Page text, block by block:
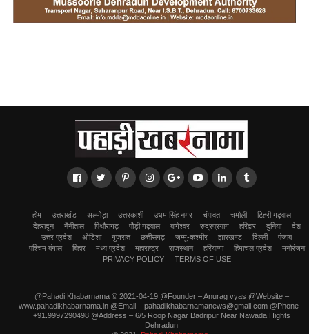
होम उत्तराखंड अल्मोड़ा उत्तरकाशी उधम सिंह नगर चंपावत चमोली
टिहरी गढ़वाल
देहरादून
नैनीताल पिथौरागढ़ पौड़ी गढ़वाल बागेश्वर रुद्रप्रयाग हरिद्वार दुनिया
देश
उत्तर प्रदेश
ओडिशा गुजरात छत्तीसगढ़ जम्मू-कश्मीर झारखण्ड दिल्ली
पंजाब
पश्चिम बंगाल
बिहार मध्य प्रदेश महाराष्ट्र राजस्थान हरियाणा हिमाचल प्रदेश
मनोरंजन
PRIVACY POLICY
TERMS OF USE
@Pahadi Khabarnama © 2021-04-19 @Founder – Anurag vyas @Website –
www.pahadikhabarnama.in @Email – pahadikhabarnamanews@gmail.com @Phone –
+91.9997290498 @Address – 6/5 Roop Nagar Badripur Near Nawada Hights
Dehradun